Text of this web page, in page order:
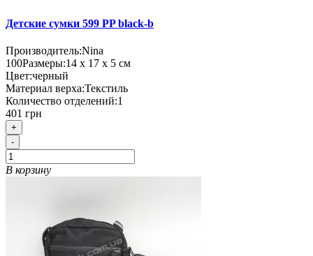
Детские сумки 599 PP black-b
Производитель:Nina
100Размеры:14 х 17 х 5 см
Цвет:черный
Материал верха:Текстиль
Количество отделений:1
401 грн
+
-
В корзину